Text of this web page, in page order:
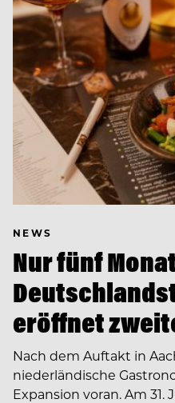
NEWS
Nur fünf
eröffnet
Nach dem Auftakt in
niederländische
Expansion voran. Am 31.